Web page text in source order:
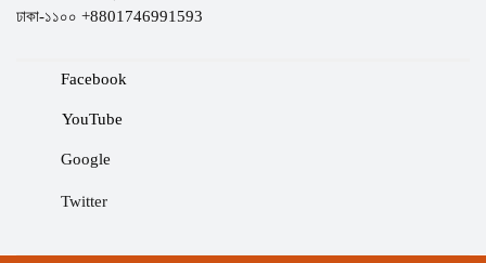
ঢাকা-১১০০ +8801746991593
Facebook
YouTube
Google
Twitter